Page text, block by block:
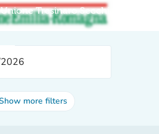
Tresinaro Secchia
more filters